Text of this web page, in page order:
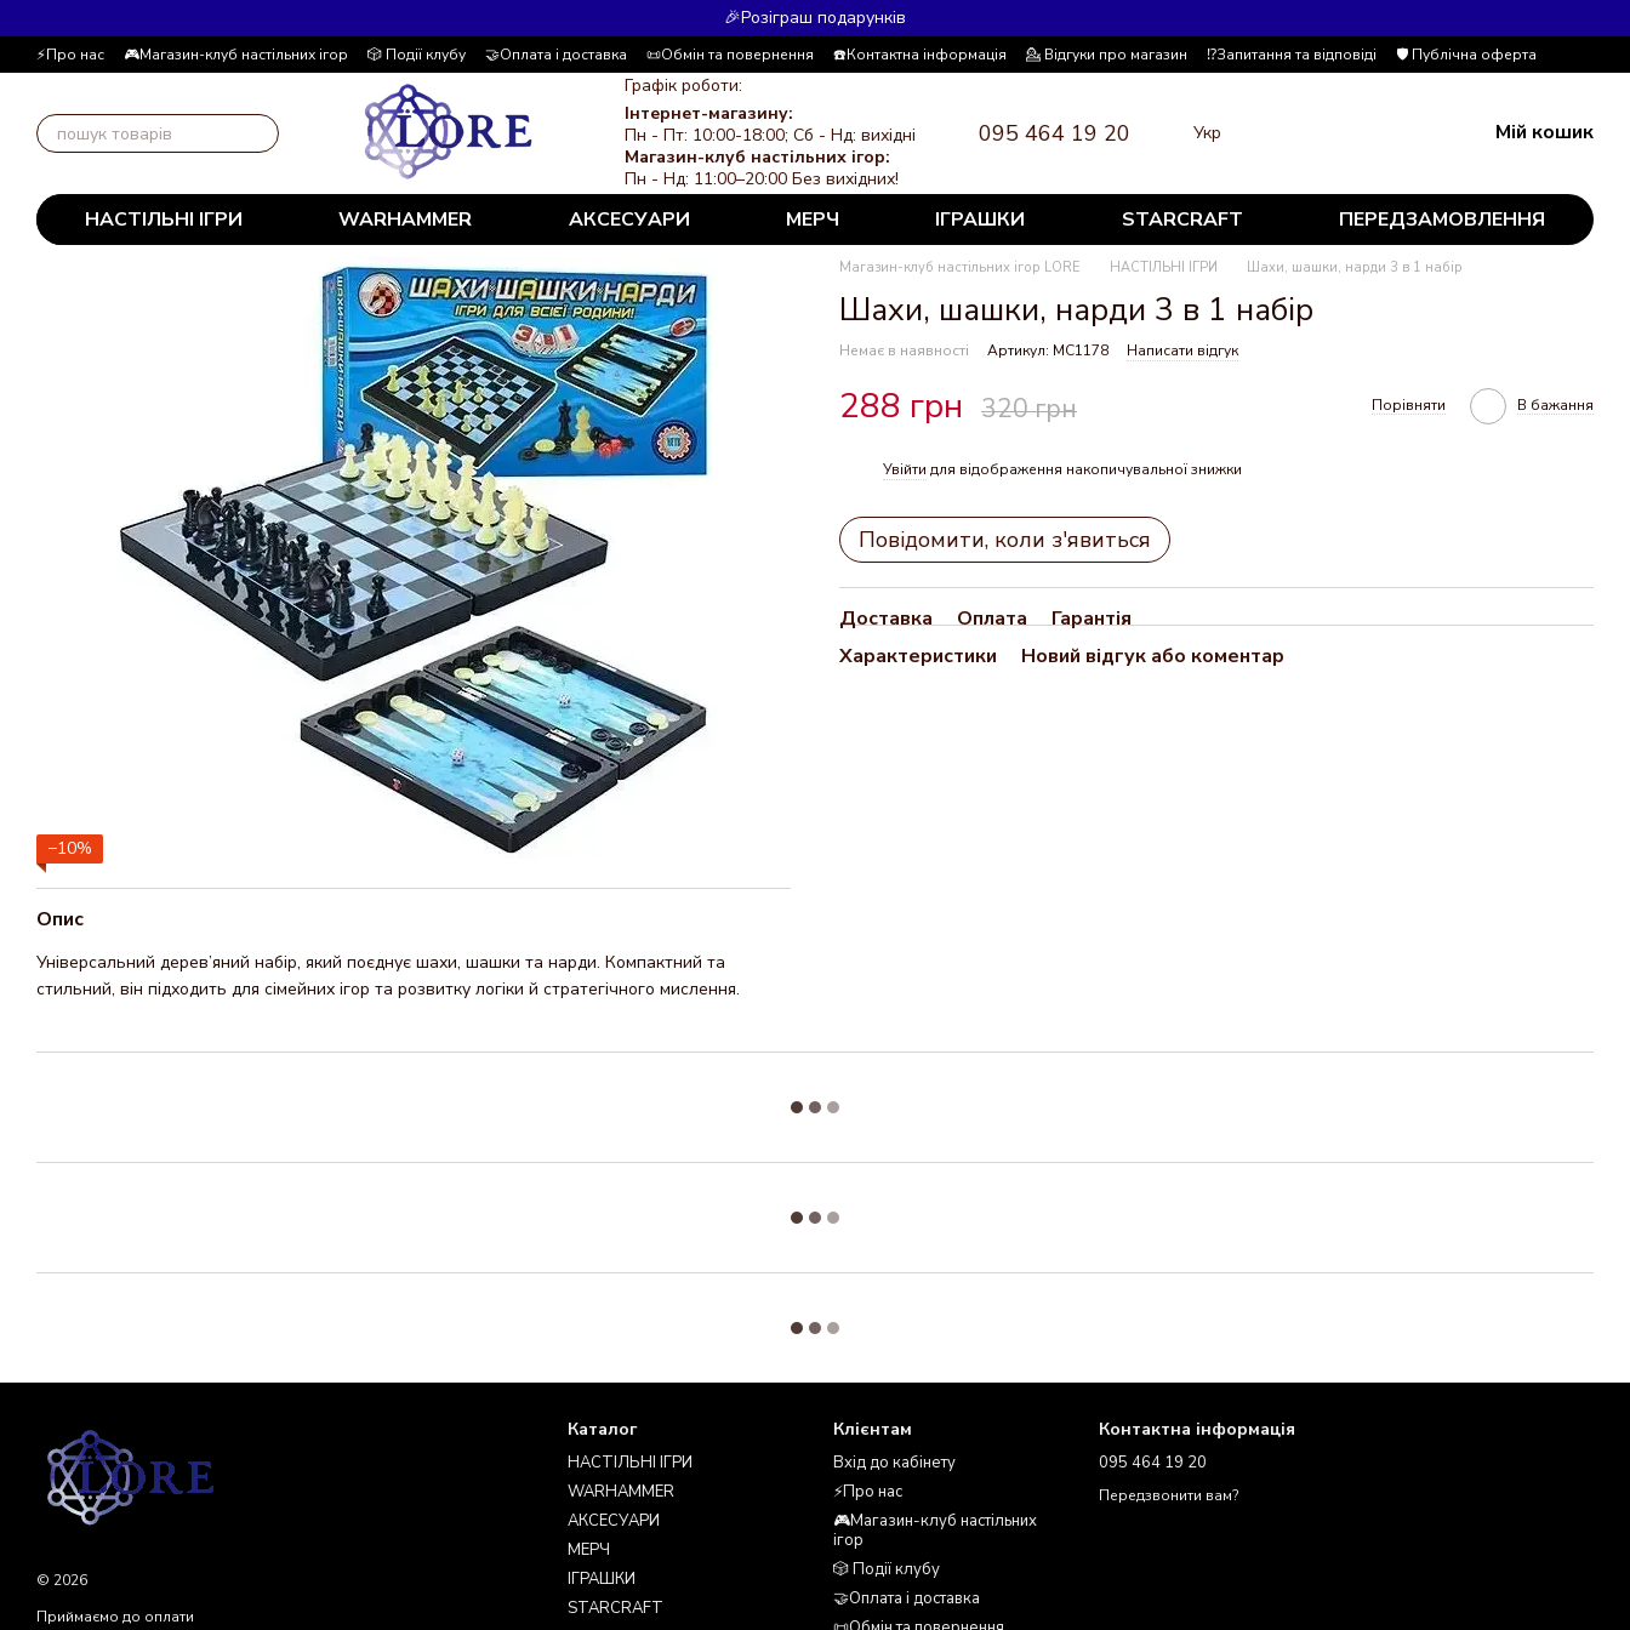
🎉Розіграш подарунків
⚡Про нас 🎮Магазин-клуб настільних ігор 🎲 Події клубу 🤝Оплата і доставка 📜Обмін та повернення ☎️Контактна інформація 💁 Відгуки про магазин ⁉️Запитання та відповіді
🛡️ Публічна оферта
📚Блог
Автор блогу 📰 Угода користувача 💸 Накопичувальна система знижок ЗМІ про нас Політика конфіденційності
Графік роботи:
Інтернет-магазину:
Пн - Пт: 10:00-18:00; Сб - Нд: вихідні
Магазин-клуб настільних ігор:
Пн - Нд: 11:00–20:00 Без вихідних!
095 464 19 20 Укр Мій кошик
НАСТІЛЬНІ ІГРИ WARHAMMER АКСЕСУАРИ МЕРЧ ІГРАШКИ STARCRAFT ПЕРЕДЗАМОВЛЕННЯ
−10%
Опис
Універсальний дерев’яний набір, який поєднує шахи, шашки та нарди. Компактний та
стильний, він підходить для сімейних ігор та розвитку логіки й стратегічного мислення.
Магазин-клуб настільних ігор LORE НАСТІЛЬНІ ІГРИ Шахи, шашки, нарди 3 в 1 набір
Шахи, шашки, нарди 3 в 1 набір
Немає в наявності Артикул: MC1178 Написати відгук
288 грн 320 грн Порівняти В бажання
Увійти для відображення накопичувальної знижки
Повідомити, коли з'явиться
Доставка Оплата
Гарантія
Характеристики
Новий відгук або коментар
© 2026
Приймаємо до оплати
Каталог
НАСТІЛЬНІ ІГРИ
WARHAMMER
АКСЕСУАРИ
МЕРЧ
ІГРАШКИ
STARCRAFT
Клієнтам
Вхід до кабінету
⚡Про нас
🎮Магазин-клуб настільних
ігор
🎲 Події клубу
🤝Оплата і доставка
Контактна інформація
095 464 19 20
Передзвонити вам?